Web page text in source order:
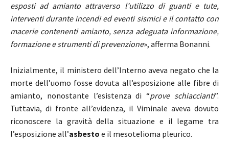
esposti ad amianto attraverso l’utilizzo di guanti e tute,
interventi durante incendi ed eventi sismici e il contatto con
macerie contenenti amianto, senza adeguata informazione,
formazione e strumenti di prevenzione», afferma Bonanni.
Inizialmente, il ministero dell’Interno aveva negato che la
morte dell’uomo fosse dovuta all’esposizione alle fibre di
amianto, nonostante l’esistenza di “prove schiaccianti”.
Tuttavia, di fronte all’evidenza, il Viminale aveva dovuto
riconoscere la gravità della situazione e il legame tra
l’esposizione all’asbesto e il mesotelioma pleurico.